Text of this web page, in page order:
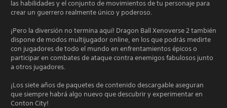
las habilidades y el conjunto de movimientos de tu personaje para
crear un guerrero realmente único y poderoso.
¡Pero la diversión no termina aquí! Dragon Ball Xenoverse 2 también
dispone de modos multijugador online, en los que podrás medirte
con jugadores de todo el mundo en enfrentamientos épicos o
participar en combates de ataque contra enemigos fabulosos junto
a otros jugadores.
¡Los siete años de paquetes de contenido descargable aseguran
que siempre habrá algo nuevo que descubrir y experimentar en
Conton City!